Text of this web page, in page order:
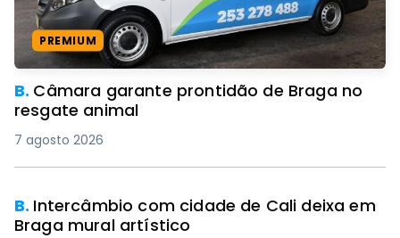
PREMIUM
B. Câmara garante prontidão de Braga no
resgate animal
7 agosto 2026
B. Intercâmbio com cidade de Cali deixa em
Braga mural artístico